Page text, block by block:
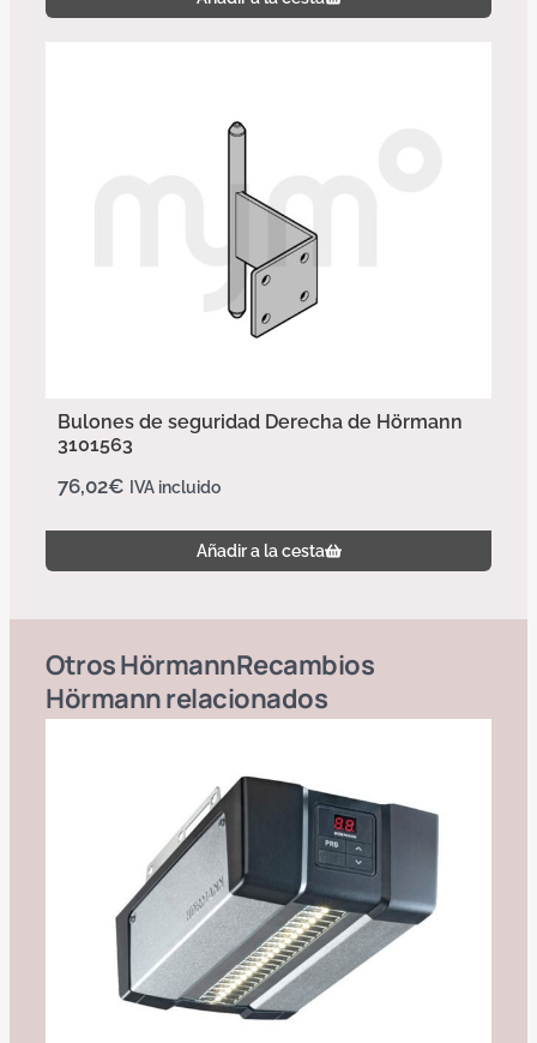
Bulones de seguridad Derecha de Hörmann
3101563
76,02€ IVA incluido
Añadir a la cesta
OtrosHörmannRecambios
Hörmannrelacionados